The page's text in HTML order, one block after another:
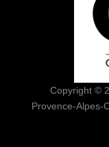
Copyright ©
Provence-Alpes-